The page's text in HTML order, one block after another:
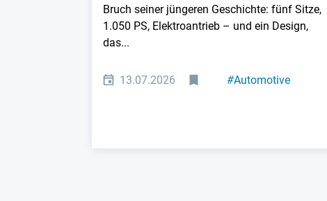
Bruch seiner jüngeren Geschichte: fünf Sitze,
1.050 PS, Elektroantrieb – und ein Design,
das...
13.07.2026 #Automotive